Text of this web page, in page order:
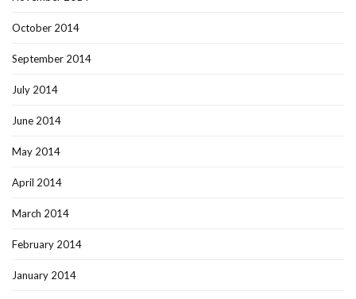
October 2014
September 2014
July 2014
June 2014
May 2014
April 2014
March 2014
February 2014
January 2014